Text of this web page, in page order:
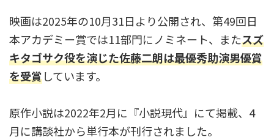
映画は2025年の10月31日より公開され、第49回日
本アカデミー賞では11部門にノミネート、またスズ
キタゴサク役を演じた佐藤二朗は最優秀助演男優賞
を受賞しています。
原作小説は2022年2月に『小説現代』にて掲載、4
月に講談社から単行本が刊行されました。